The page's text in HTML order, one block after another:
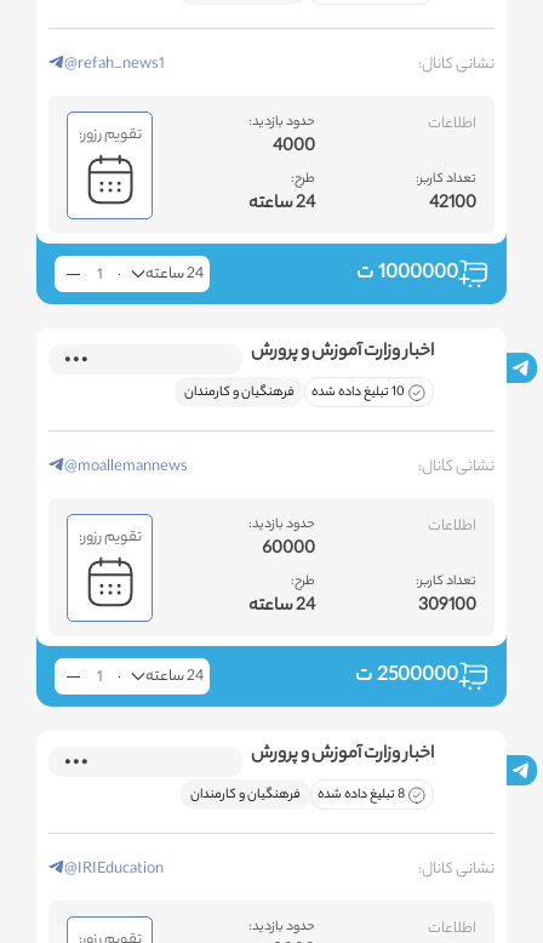
نشانی کانال: @refah_news1
اطلاعات
تعداد کاربر:
42100
حدود بازدید:
4000
طرح:
24 ساعته
تقویم رزور:
1000000ت 24 ساعته
اخبار وزارت آموزش و پرورش
10 تبلیغ داده شده فرهنگیان و کارمندان
نشانی کانال: @moallemannews
اطلاعات
تعداد کاربر:
309100
حدود بازدید:
60000
طرح:
24 ساعته
تقویم رزور:
2500000ت 24 ساعته
اخبار وزارت آموزش و پرورش
8 تبلیغ داده شده فرهنگیان و کارمندان
نشانی کانال: @IRIEducation
اطلاعات حدود بازدید: